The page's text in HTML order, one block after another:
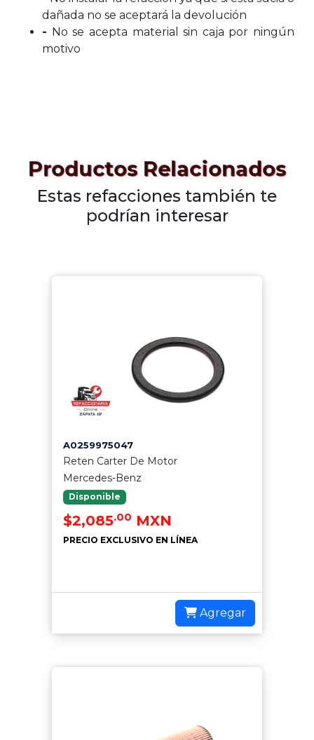
dañada no se aceptará la devolución
- No se acepta material sin caja por ningún
motivo
Productos Relacionados
Estas refacciones también te
podrían interesar
A0259975047
Reten Carter De Motor
Mercedes-Benz
Disponible
$2,085.00 MXN
PRECIO EXCLUSIVO EN LÍNEA
Agregar